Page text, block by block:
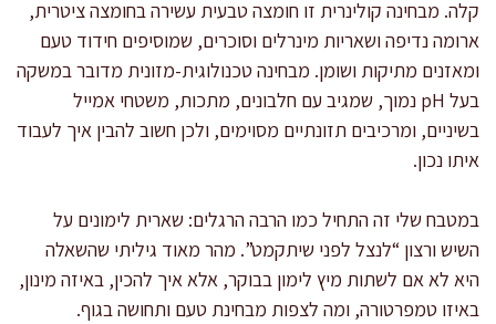
קלה. מבחינה קולינרית זו חומצה טבעית עשירה בחומצה ציטרית,
ארומה נדיפה ושאריות מינרלים וסוכרים, שמוסיפים חידוד טעם
ומאזנים מתיקות ושומן. מבחינה טכנולוגית-מזונית מדובר במשקה
בעל pH נמוך, שמגיב עם חלבונים, מתכות, משטחי אמייל
בשיניים, ומרכיבים תזונתיים מסוימים, ולכן חשוב להבין איך לעבוד
איתו נכון.
במטבח שלי זה התחיל כמו הרבה הרגלים: שארית לימונים על
השיש ורצון “לנצל לפני שיתקמט”. מהר מאוד גיליתי שהשאלה
היא לא אם לשתות מיץ לימון בבוקר, אלא איך להכין, באיזה מינון,
באיזו טמפרטורה, ומה לצפות מבחינת טעם ותחושה בגוף.